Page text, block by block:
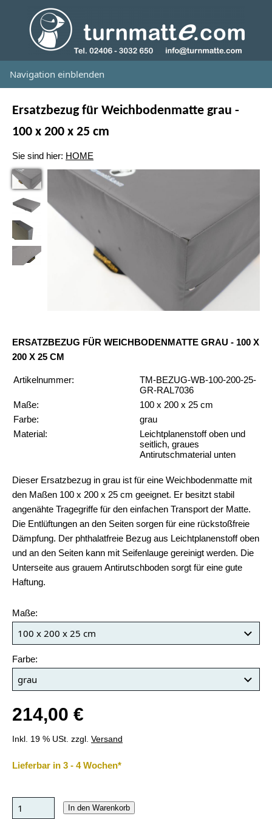
Navigation einblenden
Ersatzbezug für Weichbodenmatte grau -
100 x 200 x 25 cm
Sie sind hier: HOME
ERSATZBEZUG FÜR WEICHBODENMATTE GRAU - 100 X
200 X 25 CM
Artikelnummer:
TM-BEZUG-WB-100-200-25-
GR-RAL7036
Maße:
100 x 200 x 25 cm
Farbe:
grau
Material:
Leichtplanenstoff oben und
seitlich, graues
Antirutschmaterial unten
Dieser Ersatzbezug in grau ist für eine Weichbodenmatte mit
den Maßen 100 x 200 x 25 cm geeignet. Er besitzt stabil
angenähte Tragegriffe für den einfachen Transport der Matte.
Die Entlüftungen an den Seiten sorgen für eine rückstoßfreie
Dämpfung. Der phthalatfreie Bezug aus Leichtplanenstoff oben
und an den Seiten kann mit Seifenlauge gereinigt werden. Die
Unterseite aus grauem Antirutschboden sorgt für eine gute
Haftung.
Maße:
Farbe:
214,00 €
Inkl. 19 % USt. zzgl. Versand
Lieferbar in 3 - 4 Wochen*
In den Warenkorb